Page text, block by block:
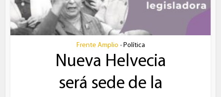
Frente Amplio • Política
Nueva Helvecia
será sede de la